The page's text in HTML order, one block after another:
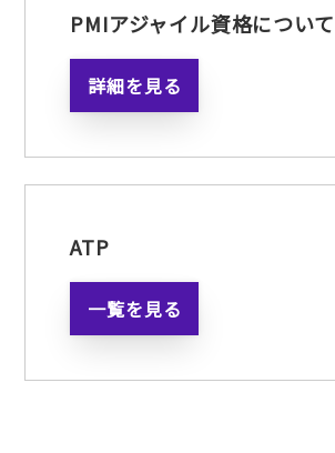
PMIアジャイル資格について
詳細を見る
ATP
一覧を見る